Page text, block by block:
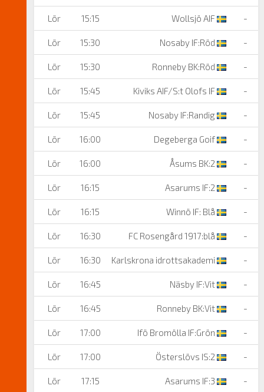
Lör 15:15 Wollsjö AIF -
Lör 15:30 Nosaby IF:Röd -
Lör 15:30 Ronneby BK:Röd -
Lör 15:45 Kiviks AIF/S:t Olofs IF -
Lör 15:45 Nosaby IF:Randig -
Lör 16:00 Degeberga Goif -
Lör 16:00 Åsums BK:2 -
Lör 16:15 Asarums IF:2 -
Lör 16:15 Winnö IF: Blå -
Lör 16:30 FC Rosengård 1917:blå -
Lör 16:30 Karlskrona idrottsakademi -
Lör 16:45 Näsby IF:Vit -
Lör 16:45 Ronneby BK:Vit -
Lör 17:00 Ifö Bromölla IF:Grön -
Lör 17:00 Österslövs IS:2 -
Lör 17:15 Asarums IF:3 -